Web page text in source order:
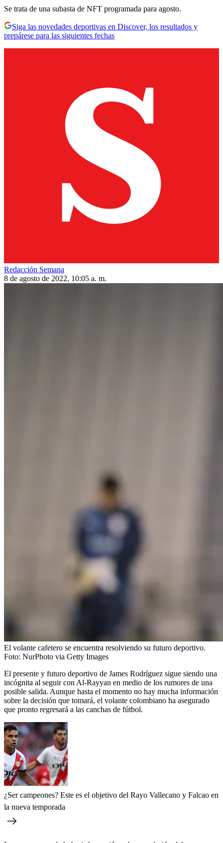
Se trata de una subasta de NFT programada para agosto.
Siga las novedades deportivas en Discover, los resultados y
prepárese para las siguientes fechas
Redacción Semana
8 de agosto de 2022, 10:05 a. m.
El volante cafetero se encuentra resolviendo su futuro deportivo.
Foto: NurPhoto via Getty Images
El presente y futuro deportivo de James Rodríguez sigue siendo una
incógnita al seguir con Al-Rayyan en medio de los rumores de una
posible salida. Aunque hasta el momento no hay mucha información
sobre la decisión que tomará, el volante colombiano ha asegurado
que pronto regresará a las canchas de fútbol.
¿Ser campeones? Este es el objetivo del Rayo Vallecano y Falcao en
la nueva temporada